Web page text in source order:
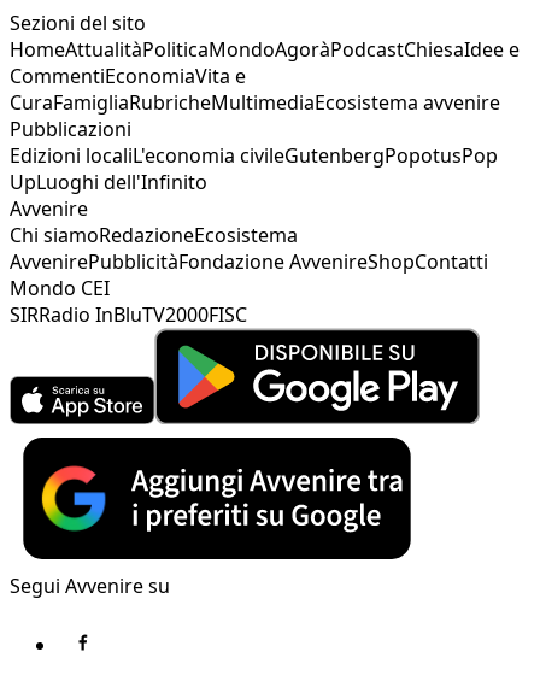
Sezioni del sito
HomeAttualitàPoliticaMondoAgoràPodcastChiesaIdee e
CommentiEconomiaVita e
CuraFamigliaRubricheMultimediaEcosistema avvenire
Pubblicazioni
Edizioni localiL'economia civileGutenbergPopotusPop
UpLuoghi dell'Infinito
Avvenire
Chi siamoRedazioneEcosistema
AvvenirePubblicitàFondazione AvvenireShopContatti
Mondo CEI
SIRRadio InBluTV2000FISC
Segui Avvenire su